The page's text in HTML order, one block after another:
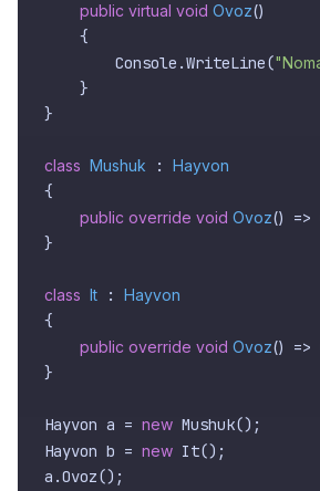
public virtual void Ovoz()
    {
        Console.WriteLine(
    }
}
class Mushuk : Hayvon
{
public override void Ovoz() =>
}
class It : Hayvon
{
public override void Ovoz() =>
}
Hayvon a = new Mushuk();
Hayvon b = new It();
a.Ovoz();